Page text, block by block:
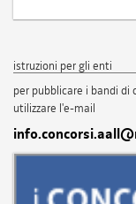
istruzioni per gli enti
per pubblicare i bandi di
utilizzare l'e-mail